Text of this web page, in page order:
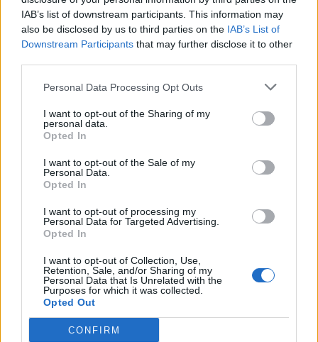
IAB’s list of downstream participants. This information may
also be disclosed by us to third parties on the IAB’s List of
Downstream Participants that may further disclose it to other
Personal Data Processing Opt Outs
I want to opt-out of the Sharing of my
personal data.
Opted In
I want to opt-out of the Sale of my
Personal Data.
Opted In
I want to opt-out of processing my
Personal Data for Targeted Advertising.
Opted In
I want to opt-out of Collection, Use,
Retention, Sale, and/or Sharing of my
Personal Data that Is Unrelated with the
Purposes for which it was collected.
Opted Out
CONFIRM
nga Senati si ambasador i
SHBA-së në Shqipëri,
emërimi pret firmën e
Trump
Futbolli librazhdas në zi,
ndahet nga jeta Besnik
Çota, ish-kapiten dhe ish-
Flakët përhapen me
shpejtësi në Pocest të
Dibrës, disa banesa në
Pedagogët në shërbim të
regjimit! Apeli i aktivistes
nga protesta: Të
Shqipërinë që meritojmë